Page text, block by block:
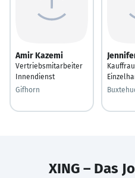
Amir Kazemi
Vertriebsmitarbeiter
Innendienst
Gifhorn
XING – Das